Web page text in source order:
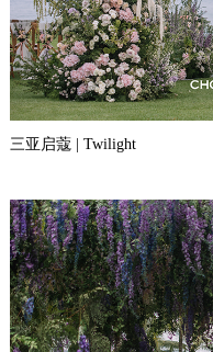
穿过花丛的风｜唐山香格里
踪